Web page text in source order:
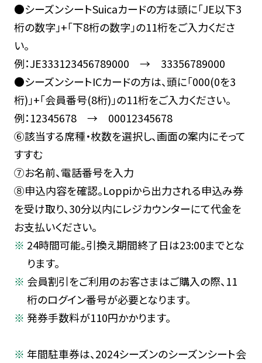
●シーズンシートSuicaカードの方は頭に「JE以下3
桁の数字」+「下8桁の数字」の11桁をご入力くださ
い。
例：JE333123456789000 → 33356789000
●シーズンシートICカードの方は、頭に｢000(0を3
桁)｣+｢会員番号(8桁)｣の11桁をご入力ください。
例：12345678 → 00012345678
⑥該当する席種・枚数を選択し、画面の案内にそって
すすむ
⑦お名前、電話番号を入力
⑧申込内容を確認。Loppiから出力される申込み券
を受け取り、30分以内にレジカウンターにて代金を
お支払いください。
24時間可能。引換え期間終了日は23:00までとな
ります。
会員割引をご利用のお客さまはご購入の際、11
桁のログイン番号が必要となります。
発券手数料が110円かかります。
年間駐車券は、2024シーズンのシーズンシート会